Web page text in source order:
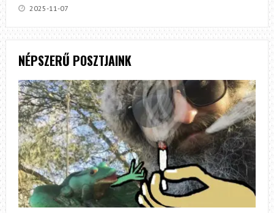
2025-11-07
NÉPSZERŰ POSZTJAINK